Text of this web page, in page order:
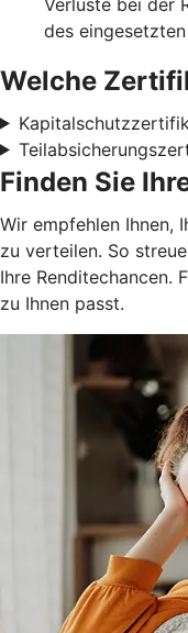
des
Welche
Finden Sie
Wir empfehlen Ihnen,
zu verteilen. So
Ihre Renditechancen.
zu Ihnen passt.